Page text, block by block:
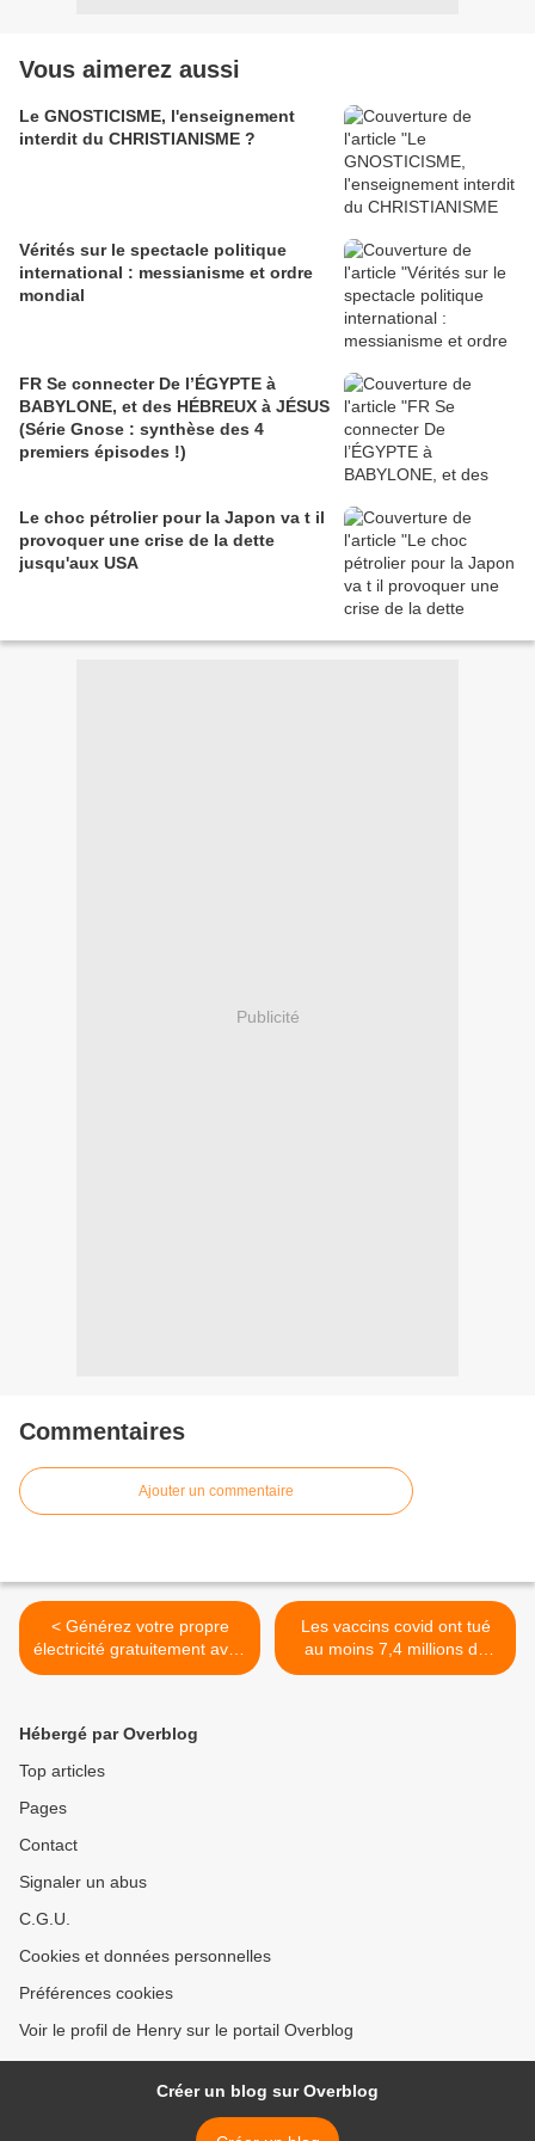
Vous aimerez aussi
Le GNOSTICISME, l'enseignement
interdit du CHRISTIANISME ?
Vérités sur le spectacle politique
international : messianisme et ordre
mondial
FR Se connecter De l’ÉGYPTE à
BABYLONE, et des HÉBREUX à JÉSUS
(Série Gnose : synthèse des 4
premiers épisodes !)
Le choc pétrolier pour la Japon va t il
provoquer une crise de la dette
jusqu'aux USA
Publicité
Commentaires
Ajouter un commentaire
< Générez votre propre
électricité gratuitement avec
ce générateur à bricoler
Les vaccins covid ont tué
au moins 7,4 millions de
personnes, dont 400.000
Hébergé par Overblog
Top articles
Pages
Contact
Signaler un abus
C.G.U.
Cookies et données personnelles
Préférences cookies
Voir le profil de Henry sur le portail Overblog
Créer un blog sur Overblog